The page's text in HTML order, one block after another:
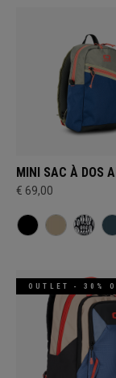
MINI SAC À DOS
€ 69,00
OUTLET - 30%